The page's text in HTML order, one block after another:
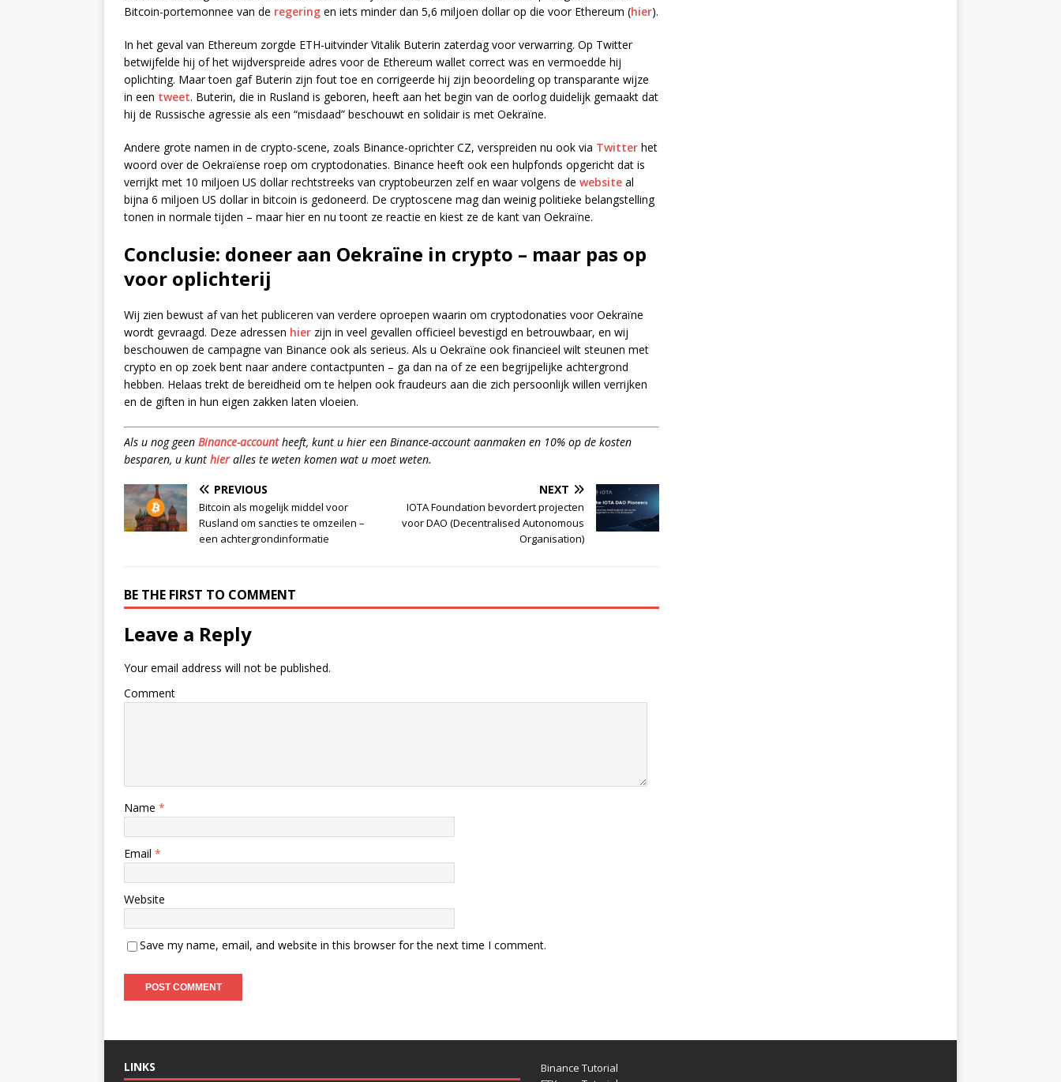
Bitcoin-portemonnee van de regering en iets minder dan 5,6 miljoen dollar op die voor Ethereum (hier).
In het geval van Ethereum zorgde ETH-uitvinder Vitalik Buterin zaterdag voor verwarring. Op Twitter
betwijfelde hij of het wijdverspreide adres voor de Ethereum wallet correct was en vermoedde hij
oplichting. Maar toen gaf Buterin zijn fout toe en corrigeerde hij zijn beoordeling op transparante wijze
in een tweet. Buterin, die in Rusland is geboren, heeft aan het begin van de oorlog duidelijk gemaakt dat
hij de Russische agressie als een “misdaad” beschouwt en solidair is met Oekraïne.
Andere grote namen in de crypto-scene, zoals Binance-oprichter CZ, verspreiden nu ook via Twitter het
woord over de Oekraïense roep om cryptodonaties. Binance heeft ook een hulpfonds opgericht dat is
verrijkt met 10 miljoen US dollar rechtstreeks van cryptobeurzen zelf en waar volgens de website al
bijna 6 miljoen US dollar in bitcoin is gedoneerd. De cryptoscene mag dan weinig politieke belangstelling
tonen in normale tijden – maar hier en nu toont ze reactie en kiest ze de kant van Oekraïne.
Conclusie: doneer aan Oekraïne in crypto – maar pas op
voor oplichterij
Wij zien bewust af van het publiceren van verdere oproepen waarin om cryptodonaties voor Oekraïne
wordt gevraagd. Deze adressen hier zijn in veel gevallen officieel bevestigd en betrouwbaar, en wij
beschouwen de campagne van Binance ook als serieus. Als u Oekraïne ook financieel wilt steunen met
crypto en op zoek bent naar andere contactpunten – ga dan na of ze een begrijpelijke achtergrond
hebben. Helaas trekt de bereidheid om te helpen ook fraudeurs aan die zich persoonlijk willen verrijken
en de giften in hun eigen zakken laten vloeien.
Als u nog geen Binance-accountheeft, kunt u hier een Binance-account aanmaken en 10% op de kosten
besparen, u kunt hieralles te weten komen wat u moet weten.
PREVIOUS
Bitcoin als mogelijk middel voor
Rusland om sancties te omzeilen –
een achtergrondinformatie
NEXT
IOTA Foundation bevordert projecten
voor DAO (Decentralised Autonomous
Organisation)
BE THE FIRST TO COMMENT
Leave a Reply
Your email address will not be published.
Comment
Name *
Email *
Website
Save my name, email, and website in this browser for the next time I comment.
LINKS
Binance Tutorial